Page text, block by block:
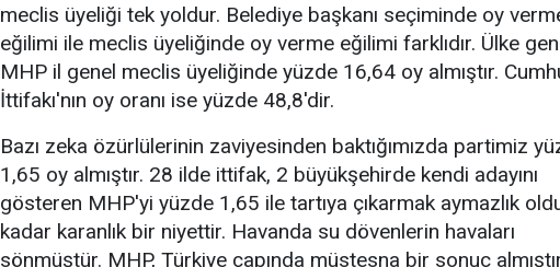
meclis üyeliği tek yoldur. Belediye başkanı seçiminde oy
eğilimi ile meclis üyeliğinde oy verme eğilimi farklıdır. Ülke
MHP il genel meclis üyeliğinde yüzde 16,64 oy almıştır.
İttifakı'nın oy oranı ise yüzde 48,8'dir.
Bazı zeka özürlülerinin zaviyesinden baktığımızda partimiz
1,65 oy almıştır. 28 ilde ittifak, 2 büyükşehirde kendi adayını
gösteren MHP'yi yüzde 1,65 ile tartıya çıkarmak aymazlık
kadar karanlık bir niyettir. Havanda su dövenlerin havaları
sönmüştür. MHP, Türkiye çapında müstesna bir sonuç